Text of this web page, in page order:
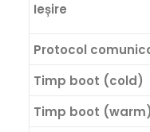
Ieșire
Protocol
Timp boot (cold)
Timp boot (warm)